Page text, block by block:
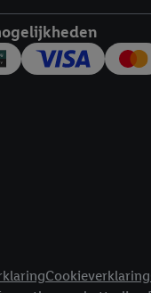
Cookieverklaring